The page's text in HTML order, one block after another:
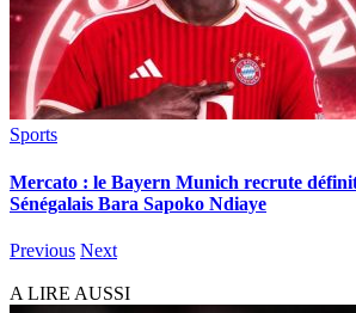
Sports
Mercato : le Bayern Munich recrute
Sénégalais Bara Sapoko Ndiaye
Previous Next
A LIRE AUSSI